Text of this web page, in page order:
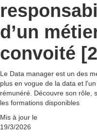
d’un
convoité
Le Data manager est un des
plus en vogue de la data et
rémunéré. Découvre son rôle,
les formations disponibles
Mis à jour le
19/3/2026